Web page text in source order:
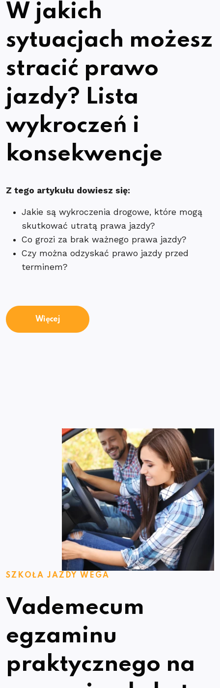
W jakich
sytuacjach możesz
stracić prawo
jazdy? Lista
wykroczeń i
konsekwencje
Z tego artykułu dowiesz się:
Jakie są wykroczenia drogowe, które mogą
skutkować utratą prawa jazdy?
Co grozi za brak ważnego prawa jazdy?
Czy można odzyskać prawo jazdy przed
terminem?
Więcej
SZKOŁA JAZDY WEGA
Vademecum
egzaminu
praktycznego na